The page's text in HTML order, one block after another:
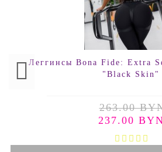
Леггинсы Bona Fide: Extra
"Black Skin"
263.00
237.00